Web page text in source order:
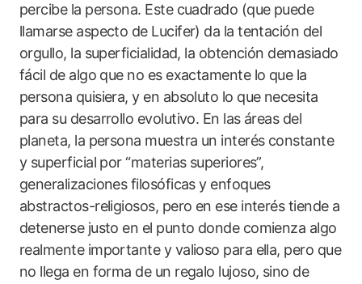
percibe la persona. Este cuadrado (que puede
llamarse aspecto de Lucifer) da la tentación del
orgullo, la superficialidad, la obtención demasiado
fácil de algo que no es exactamente lo que la
persona quisiera, y en absoluto lo que necesita
para su desarrollo evolutivo. En las áreas del
planeta, la persona muestra un interés constante
y superficial por “materias superiores”,
generalizaciones filosóficas y enfoques
abstractos-religiosos, pero en ese interés tiende a
detenerse justo en el punto donde comienza algo
realmente importante y valioso para ella, pero que
no llega en forma de un regalo lujoso, sino de